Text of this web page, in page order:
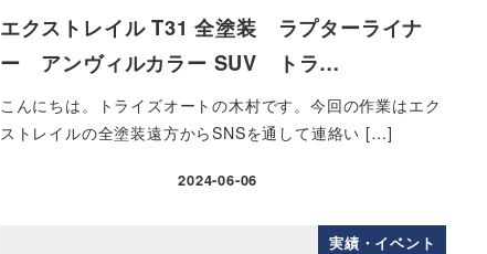
エクストレイル T31 全塗装 ラプターライナ
ー アンヴィルカラー SUV トラ…
こんにちは。トライズオートの木村です。今回の作業はエク
ストレイルの全塗装遠方からSNSを通して連絡い […]
2024-06-06
実績・イベント